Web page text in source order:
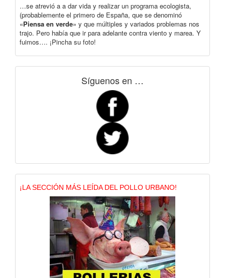
…se atrevió a a dar vida y realizar un programa ecologista,
(probablemente el primero de España, que se denominó
«Piensa en verde» y que múltiples y variados problemas nos
trajo. Pero había que ir para adelante contra viento y marea. Y
fuimos…. ¡Pincha su foto!
Síguenos en …
¡LA SECCIÓN MÁS LEÍDA DEL POLLO URBANO!